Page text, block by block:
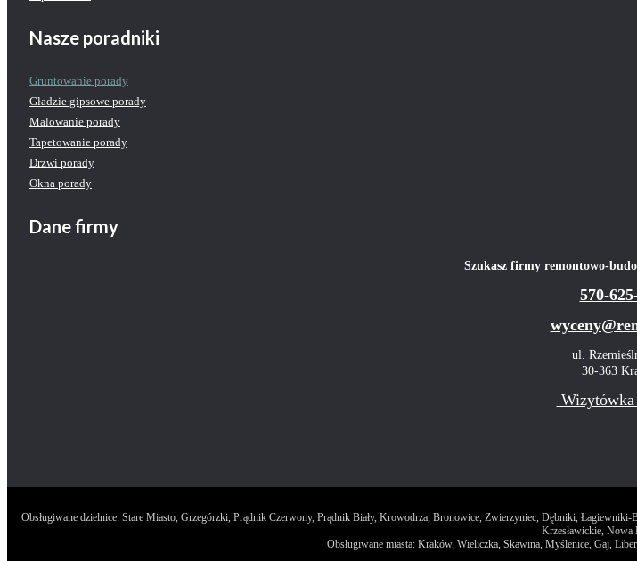
Nasze poradniki
Gruntowanie porady
Gładzie gipsowe porady
Malowanie porady
Tapetowanie porady
Drzwi porady
Okna porady
Dane firmy
Szukasz firmy remontowo-
570-
ul.
30-363
Wizytówka
Obsługiwane dzielnice: Stare Miasto, Grzegórzki, Prądnik Czerwony, Prądnik Biały, Krowodrza, Bronowice, Zwierzyniec, Dębniki,
Krzesławickie, Nowa
Obsługiwane miasta: Kraków, Wieliczka, Skawina, Myślenice, Gaj,